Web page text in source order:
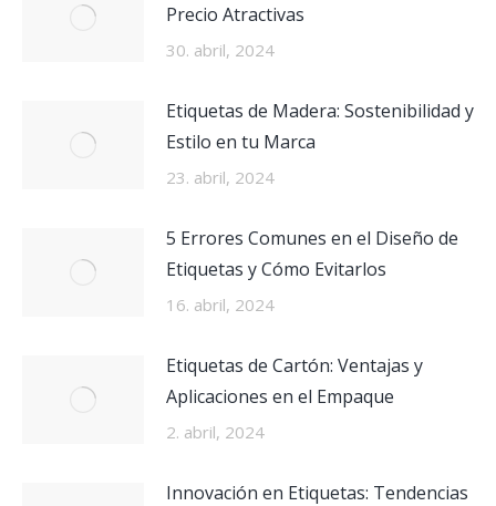
Precio Atractivas
30. abril, 2024
Etiquetas de Madera: Sostenibilidad y
Estilo en tu Marca
23. abril, 2024
5 Errores Comunes en el Diseño de
Etiquetas y Cómo Evitarlos
16. abril, 2024
Etiquetas de Cartón: Ventajas y
Aplicaciones en el Empaque
2. abril, 2024
Innovación en Etiquetas: Tendencias